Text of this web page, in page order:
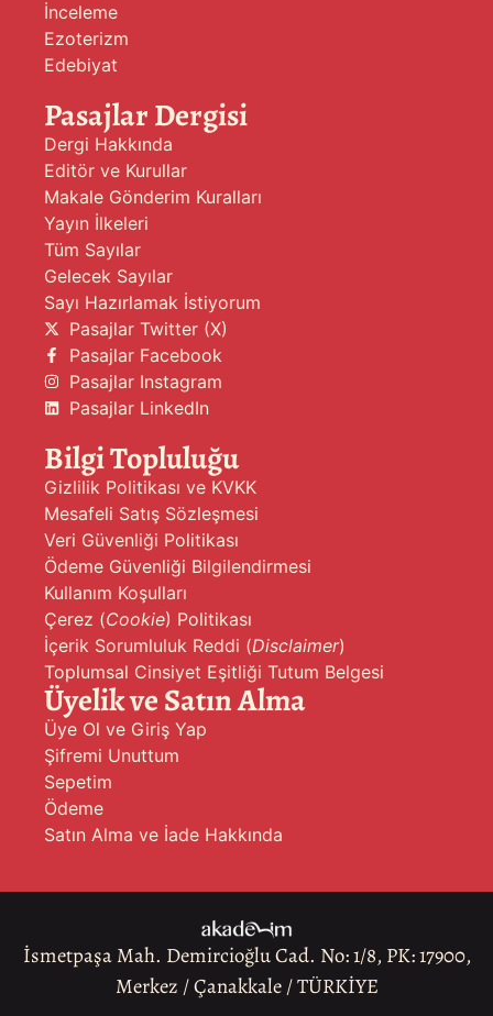
İnceleme
Ezoterizm
Edebiyat
Pasajlar Dergisi
Dergi Hakkında
Editör ve Kurullar
Makale Gönderim Kuralları
Yayın İlkeleri
Tüm Sayılar
Gelecek Sayılar
Sayı Hazırlamak İstiyorum
Pasajlar Twitter (X)
Pasajlar Facebook
Pasajlar Instagram
Pasajlar LinkedIn
Bilgi Topluluğu
Gizlilik Politikası ve KVKK
Mesafeli Satış Sözleşmesi
Veri Güvenliği Politikası
Ödeme Güvenliği Bilgilendirmesi
Kullanım Koşulları
Çerez (Cookie) Politikası
İçerik Sorumluluk Reddi (Disclaimer)
Toplumsal Cinsiyet Eşitliği Tutum Belgesi
Üyelik ve Satın Alma
Üye Ol ve Giriş Yap
Şifremi Unuttum
Sepetim
Ödeme
Satın Alma ve İade Hakkında
İsmetpaşa Mah. Demircioğlu Cad. No: 1/8, PK: 17900,
Merkez / Çanakkale / TÜRKİYE